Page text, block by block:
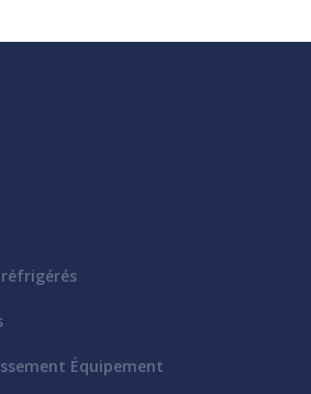
réfrigérés
Équipement